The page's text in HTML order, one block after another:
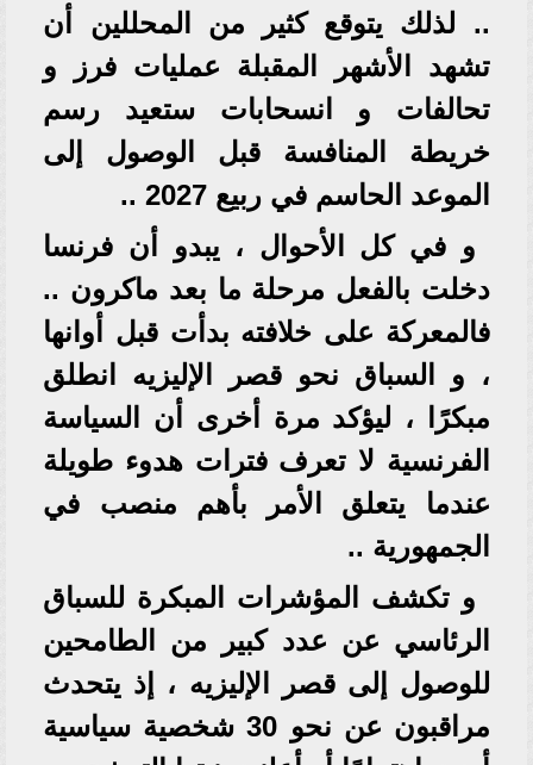
.. لذلك يتوقع كثير من المحللين أن
تشهد الأشهر المقبلة عمليات فرز و
تحالفات و انسحابات ستعيد رسم
خريطة المنافسة قبل الوصول إلى
الموعد الحاسم في ربيع 2027 ..
و في كل الأحوال ، يبدو أن فرنسا
دخلت بالفعل مرحلة ما بعد ماكرون ..
فالمعركة على خلافته بدأت قبل أوانها
، و السباق نحو قصر الإليزيه انطلق
مبكرًا ، ليؤكد مرة أخرى أن السياسة
الفرنسية لا تعرف فترات هدوء طويلة
عندما يتعلق الأمر بأهم منصب في
الجمهورية ..
و تكشف المؤشرات المبكرة للسباق
الرئاسي عن عدد كبير من الطامحين
للوصول إلى قصر الإليزيه ، إذ يتحدث
مراقبون عن نحو 30 شخصية سياسية